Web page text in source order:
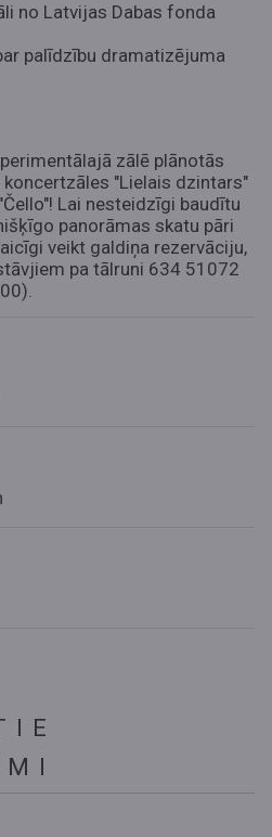
no Latvijas Dabas fonda
palīdzību dramatizējuma
zālē plānotās
"Lielais dzintars"
Lai nesteidzīgi baudītu
panorāmas skatu pāri
veikt galdiņa rezervāciju,
pa tālruni 634 51072
.